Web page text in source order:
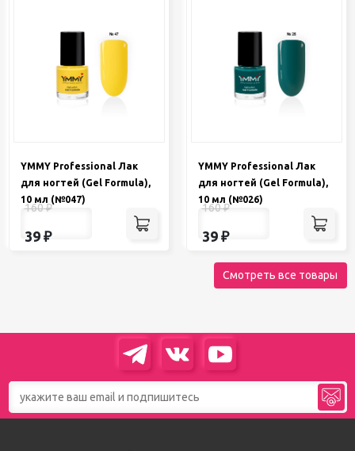
YMMY Professional Лак
для ногтей (Gel Formula),
10 мл (№047)
160₽
39 ₽
YMMY Professional Лак
для ногтей (Gel Formula),
10 мл (№026)
160₽
39 ₽
Смотреть все товары